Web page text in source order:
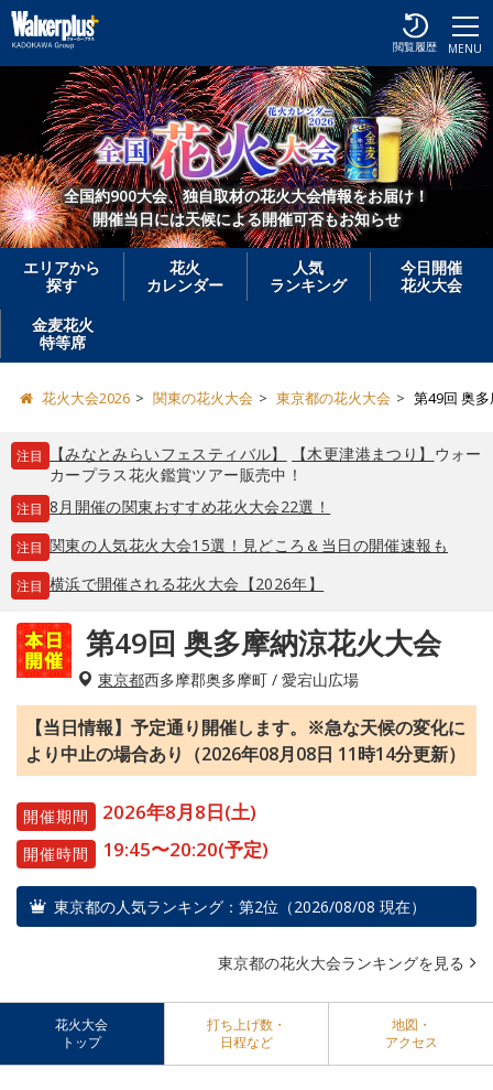
MENU
閲覧履歴
全国約900大会、独自取材の花火大会情報をお届け！
開催当日には天候による開催可否もお知らせ
エリアから
探す
花火
カレンダー
人気
ランキング
今日開催
花火大会
金麦花火
特等席
花火大会2026 関東の花火大会 東京都の花火大会 第49回 奥
注目 【みなとみらいフェスティバル】 【木更津港まつり】 ウォー
カープラス花火鑑賞ツアー販売中！
注目 8月開催の関東おすすめ花火大会22選！
注目 関東の人気花火大会15選！見どころ＆当日の開催速報も
注目 横浜で開催される花火大会【2026年】
第49回 奥多摩納涼花火大会
東京都西多摩郡奥多摩町 / 愛宕山広場
【当日情報】予定通り開催します。※急な天候の変化に
より中止の場合あり（2026年08月08日 11時14分更新）
開催期間 2026年8月8日(土)
開催時間 19:45〜20:20(予定)
東京都の人気ランキング：第2位（2026/08/08 現在）
東京都の花火大会ランキングを見る
花火大会
トップ
打ち上げ数・
日程など
地図・
アクセス